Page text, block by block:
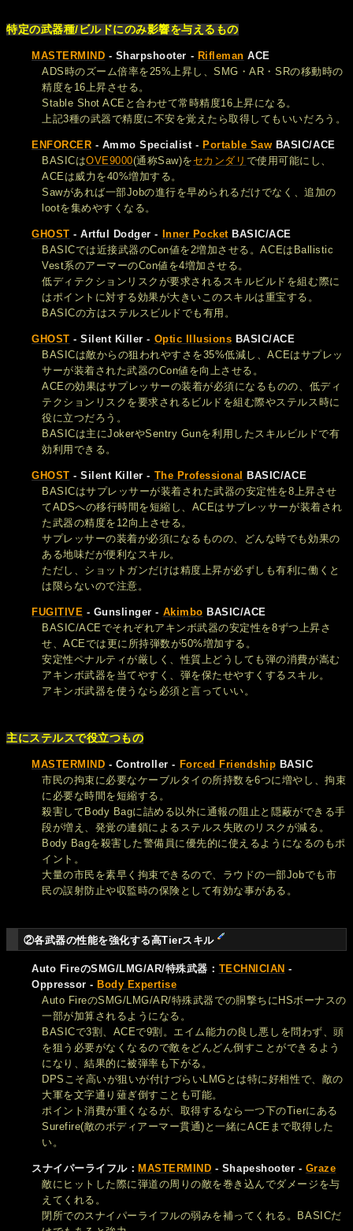
特定の武器種/ビルドにのみ影響を与えるもの
MASTERMIND - Sharpshooter - Rifleman ACE
ADS時のズーム倍率を25%上昇し、SMG・AR・SRの移動時の
精度を16上昇させる。
Stable Shot ACEと合わせて常時精度16上昇になる。
上記3種の武器で精度に不安を覚えたら取得してもいいだろう。
ENFORCER - Ammo Specialist -Portable Saw BASIC/ACE
BASICはOVE9000(通称Saw)を セカンダリ で使用可能にし、
ACEは威力を40%増加する。
Sawがあれば一部Jobの進行を早められるだけでなく、追加の
lootを集めやすくなる。
GHOST - Artful Dodger - Inner Pocket BASIC/ACE
BASICでは近接武器のCon値を2増加させる。ACEはBallistic
Vest系のアーマーのCon値を4増加させる。
低ディテクションリスクが要求されるスキルビルドを組む際に
はポイントに対する効果が大きいこのスキルは重宝する。
BASICの方はステルスビルドでも有用。
GHOST - Silent Killer - Optic Illusions BASIC/ACE
BASICは敵からの狙われやすさを35%低減し、ACEはサプレッ
サーが装着された武器のCon値を向上させる。
ACEの効果はサプレッサーの装着が必須になるものの、低ディ
テクションリスクを要求されるビルドを組む際やステルス時に
役に立つだろう。
BASICは主にJokerやSentry Gunを利用したスキルビルドで有
効利用できる。
GHOST - Silent Killer - The Professional BASIC/ACE
BASICはサプレッサーが装着された武器の安定性を8上昇させ
てADSへの移行時間を短縮し、ACEはサプレッサーが装着され
た武器の精度を12向上させる。
サプレッサーの装着が必須になるものの、どんな時でも効果の
ある地味だが便利なスキル。
ただし、ショットガンだけは精度上昇が必ずしも有利に働くと
は限らないので注意。
FUGITIVE - Gunslinger - Akimbo BASIC/ACE
BASIC/ACEでそれぞれアキンボ武器の安定性を8ずつ上昇さ
せ、ACEでは更に所持弾数が50%増加する。
安定性ペナルティが厳しく、性質上どうしても弾の消費が嵩む
アキンボ武器を当てやすく、弾を保たせやすくするスキル。
アキンボ武器を使うなら必須と言っていい。
主にステルスで役立つもの
MASTERMIND - Controller - Forced Friendship BASIC
市民の拘束に必要なケーブルタイの所持数を6つに増やし、拘束
に必要な時間を短縮する。
殺害してBody Bagに詰める以外に通報の阻止と隠蔽ができる手
段が増え、発覚の連鎖によるステルス失敗のリスクが減る。
Body Bagを殺害した警備員に優先的に使えるようになるのもポ
イント。
大量の市民を素早く拘束できるので、ラウドの一部Jobでも市
民の誤射防止や収監時の保険として有効な事がある。
②各武器の性能を強化する高Tierスキル
Auto FireのSMG/LMG/AR/特殊武器： TECHNICIAN -
Oppressor - Body Expertise
Auto FireのSMG/LMG/AR/特殊武器での胴撃ちにHSボーナスの
一部が加算されるようになる。
BASICで3割、ACEで9割。エイム能力の良し悪しを問わず、頭
を狙う必要がなくなるので敵をどんどん倒すことができるよう
になり、結果的に被弾率も下がる。
DPSこそ高いが狙いが付けづらいLMGとは特に好相性で、敵の
大軍を文字通り薙ぎ倒すことも可能。
ポイント消費が重くなるが、取得するなら一つ下のTierにある
Surefire(敵のボディアーマー貫通)と一緒にACEまで取得した
い。
スナイパーライフル： MASTERMIND - Shapeshooter - Graze
敵にヒットした際に弾道の周りの敵を巻き込んでダメージを与
えてくれる。
閉所でのスナイパーライフルの弱みを補ってくれる。BASICだ